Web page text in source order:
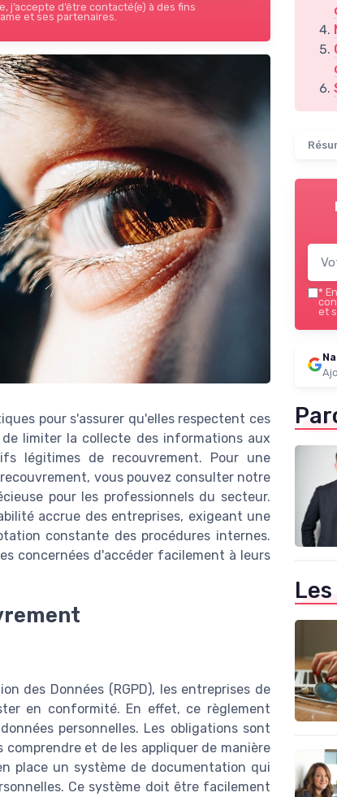
j’accepte d’être contacté(e) à des fins
et ses partenaires.
pour s'assurer qu'elles respectent ces
limiter la collecte des informations aux
légitimes de recouvrement. Pour une
vous pouvez consulter notre
pour les professionnels du secteur.
accrue des entreprises, exigeant une
constante des procédures internes.
concernées d'accéder facilement à leurs
des Données (RGPD), les entreprises de
en conformité. En effet, ce règlement
personnelles. Les obligations sont
et de les appliquer de manière
place un système de documentation qui
Ce système doit être facilement
*
et